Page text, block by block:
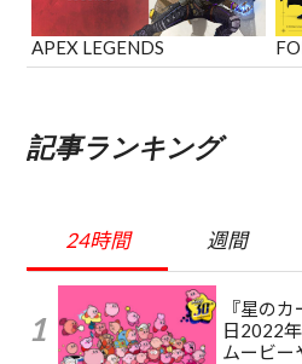
APEX LEGENDS
記事ランキング
24時間 週間
『星の
日2022
ムービー